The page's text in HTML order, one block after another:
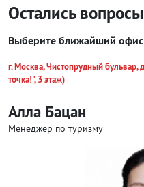
Остались
Выберите ближайший
г. Москва, Чистопрудный бульвар,
точка!", 3 этаж)
Алла Бацан
Менеджер по туризму